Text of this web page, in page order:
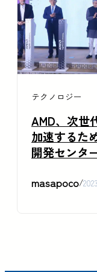
テクノロジー
AMD、次世
加速するた
開発センタ
masapoco/